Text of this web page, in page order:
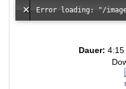
Dauer: 4:15